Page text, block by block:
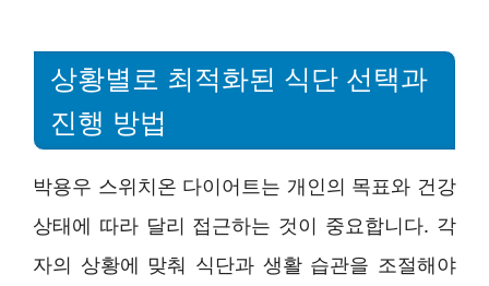
상황별로 최적화된 식단 선택과
진행 방법
박용우 스위치온 다이어트는 개인의 목표와 건강
상태에 따라 달리 접근하는 것이 중요합니다. 각
자의 상황에 맞춰 식단과 생활 습관을 조절해야